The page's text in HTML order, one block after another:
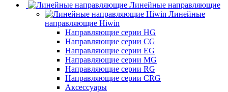
Линейные направляющие
Линейные
направляющие Hiwin
Направляющие серии HG
Направляющие серии CG
Направляющие серии EG
Направляющие серии MG
Направляющие серии RG
Направляющие серии CRG
Аксессуары